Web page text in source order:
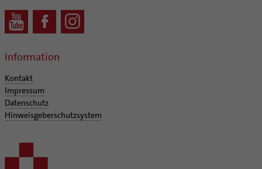
Information
Kontakt
Impressum
Datenschutz
Hinweisgeberschutzsystem